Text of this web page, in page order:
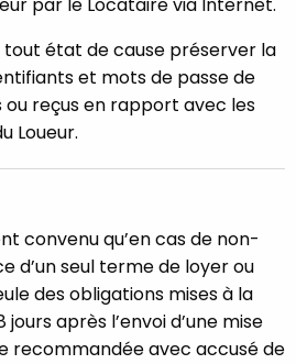
tout état de cause préserver la
et mots de passe de
ou reçus en rapport avec les
Loueur.
convenu qu’en cas de non-
d’un seul terme de loyer ou
des obligations mises à la
après l’envoi d’une mise
recommandée avec accusé de